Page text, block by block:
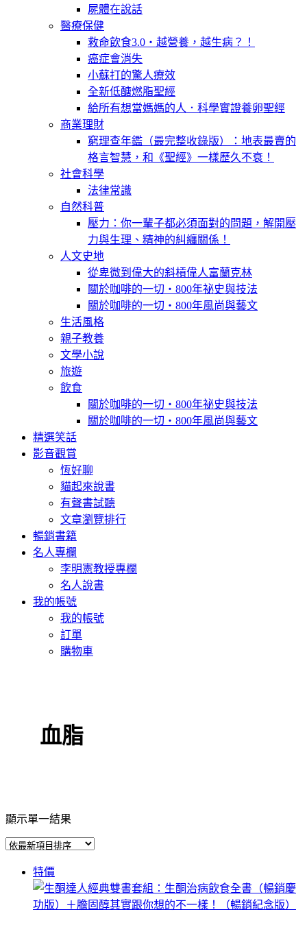
屍體在說話
醫療保健
救命飲食3.0‧越營養，越生病？！
癌症會消失
小蘇打的驚人療效
全新低醣燃脂聖經
給所有想當媽媽的人．科學實證養卵聖經
商業理財
窮理查年鑑（最完整收錄版）：地表最賣的
格言智慧，和《聖經》一樣歷久不衰！
社會科學
法律常識
自然科普
壓力：你一輩子都必須面對的問題，解開壓
力與生理、精神的糾纏關係！
人文史地
從卑微到偉大的斜槓偉人富蘭克林
關於咖啡的一切‧800年祕史與技法
關於咖啡的一切‧800年風尚與藝文
生活風格
親子教養
文學小說
旅遊
飲食
關於咖啡的一切‧800年祕史與技法
關於咖啡的一切‧800年風尚與藝文
精選笑話
影音觀賞
恆好聊
貓起來說書
有聲書試聽
文章瀏覽排行
暢銷書籍
名人專欄
李明憲教授專欄
名人說書
我的帳號
我的帳號
訂單
購物車
血脂
顯示單一結果
特價